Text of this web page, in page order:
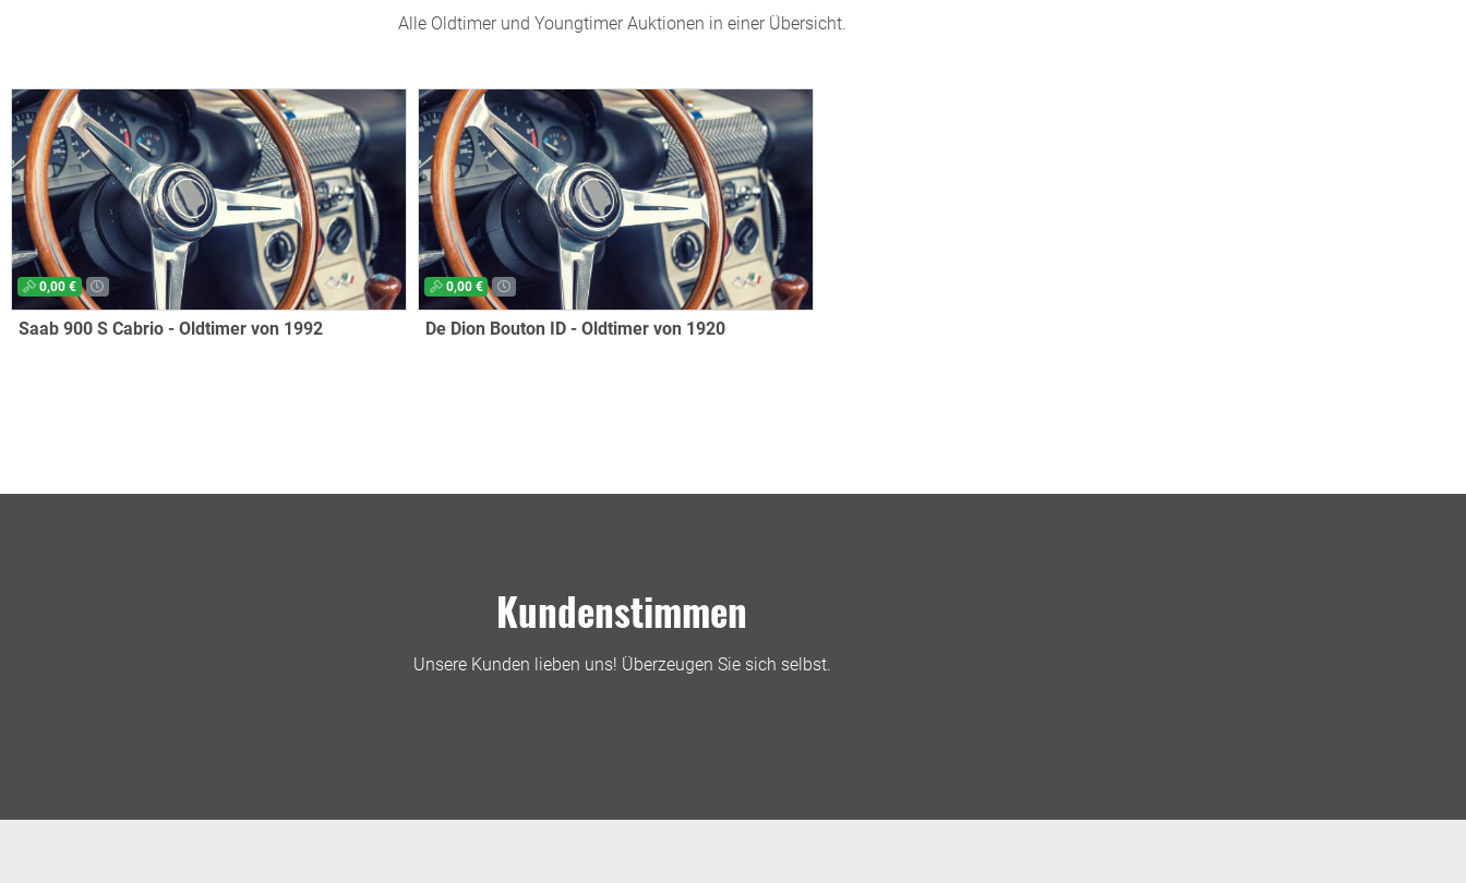
Alle Oldtimer und Youngtimer Auktionen in einer Übersicht.
0,00 €
Saab 900 S Cabrio - Oldtimer von 1992
0,00 €
De Dion Bouton ID - Oldtimer von 1920
Kundenstimmen
Unsere Kunden lieben uns! Überzeugen Sie sich selbst.